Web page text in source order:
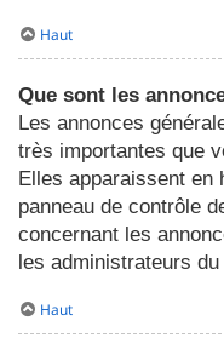
Haut
Que sont les
Les annonces
très importantes que
Elles apparaissent en
panneau de contrôle
concernant les
les administrateurs du
Haut